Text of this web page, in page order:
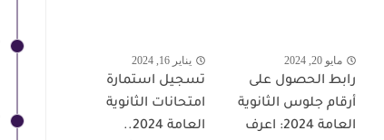
مايو 20, 2024
رابط الحصول على
أرقام جلوس الثانوية
العامة 2024: اعرف
يناير 16, 2024
تسجيل استمارة
امتحانات الثانوية
العامة 2024..